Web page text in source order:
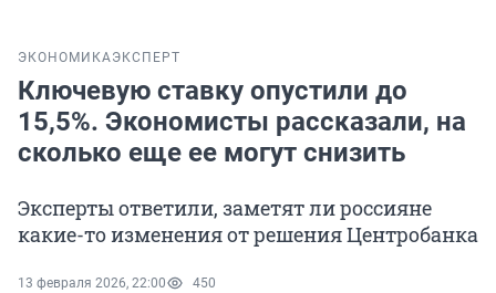
ЭКОНОМИКАЭКСПЕРТ
Ключевую ставку опустили до
15,5%. Экономисты рассказали, на
сколько еще ее могут снизить
Эксперты ответили, заметят ли россияне
какие-то изменения от решения Центробанка
13 февраля 2026, 22:00 450